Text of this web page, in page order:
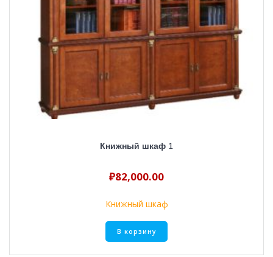
Книжный шкаф 1
₽82,000.00
Книжный шкаф
В корзину